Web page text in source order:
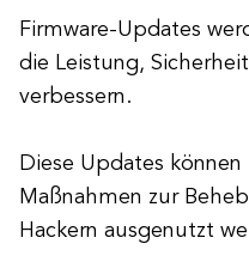
Firmware-Updates
die Leistung,
verbessern.
Diese Updates
Maßnahmen zur
Hackern ausgenutzt